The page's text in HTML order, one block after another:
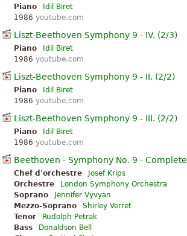
Piano
Idil Biret
1986 youtube.com
Liszt-Beethoven Symphony 9 - IV. (2/3)
Piano
Idil Biret
1986 youtube.com
Liszt-Beethoven Symphony 9 - II. (2/2)
Piano
Idil Biret
1986 youtube.com
Liszt-Beethoven Symphony 9 - III. (2/2)
Piano
Idil Biret
1986 youtube.com
Beethoven - Symphony No. 9 - Complete
Chef d'orchestre
Josef Krips
Orchestre
London Symphony Orchestra
Soprano
Jennifer Vyvyan
Mezzo-Soprano
Shirley Verret
Tenor
Rudolph Petrak
Bass
Donaldson Bell